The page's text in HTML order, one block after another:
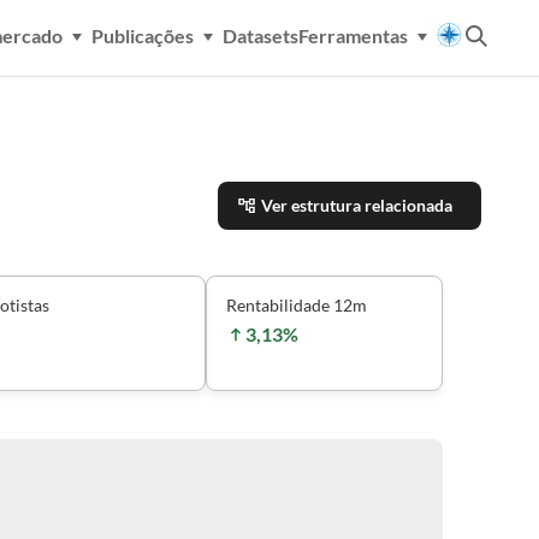
Publicações DatasetsFerramentas
Ver estrutura relacionada
Rentabilidade 12m
3,13%